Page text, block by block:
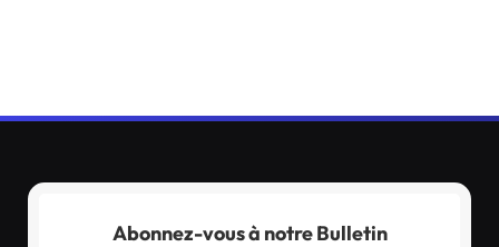
Abonnez-vous à notre Bulletin